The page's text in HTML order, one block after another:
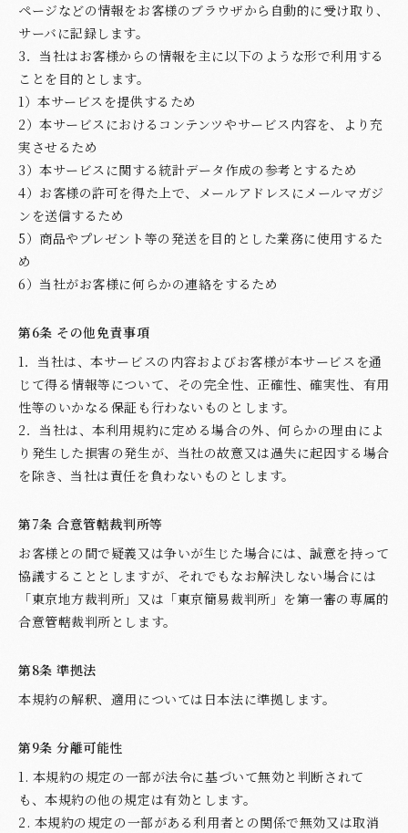
ページなどの情報をお客様のブラウザから自動的に受け取り、
サーバに記録します。
3．当社はお客様からの情報を主に以下のような形で利用する
ことを目的とします。
1）本サービスを提供するため
2）本サービスにおけるコンテンツやサービス内容を、より充
実させるため
3）本サービスに関する統計データ作成の参考とするため
4）お客様の許可を得た上で、メールアドレスにメールマガジ
ンを送信するため
5）商品やプレゼント等の発送を目的とした業務に使用するた
め
6）当社がお客様に何らかの連絡をするため
第6条 その他免責事項
1．当社は、本サービスの内容およびお客様が本サービスを通
じて得る情報等について、その完全性、正確性、確実性、有用
性等のいかなる保証も行わないものとします。
2．当社は、本利用規約に定める場合の外、何らかの理由によ
り発生した損害の発生が、当社の故意又は過失に起因する場合
を除き、当社は責任を負わないものとします。
第7条 合意管轄裁判所等
お客様との間で疑義又は争いが生じた場合には、誠意を持って
協議することとしますが、それでもなお解決しない場合には
「東京地方裁判所」又は「東京簡易裁判所」を第一審の専属的
合意管轄裁判所とします。
第8条 準拠法
本規約の解釈、適用については日本法に準拠します。
第9条 分離可能性
1. 本規約の規定の一部が法令に基づいて無効と判断されて
も、本規約の他の規定は有効とします。
2. 本規約の規定の一部がある利用者との関係で無効又は取消